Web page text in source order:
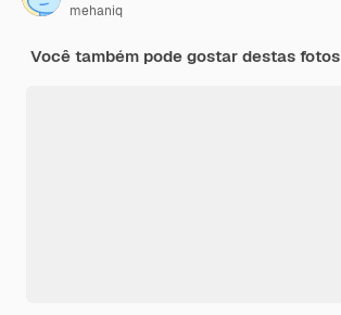
mehaniq
Você também pode gostar destas fotos